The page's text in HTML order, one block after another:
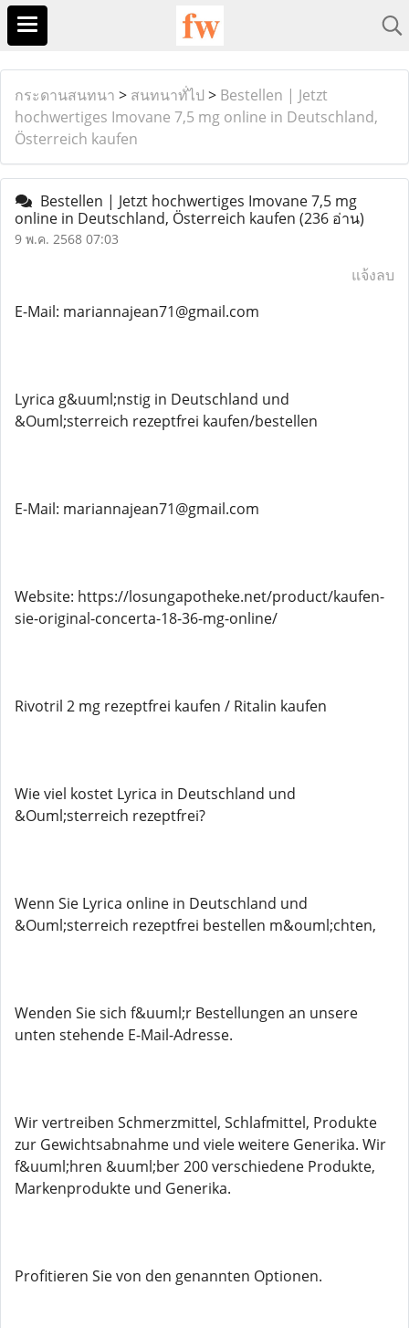
กระดานสนทนา > สนทนาทั่ไป > Bestellen | Jetzt
hochwertiges Imovane 7,5 mg online in Deutschland,
Österreich kaufen
Bestellen | Jetzt hochwertiges Imovane 7,5 mg
online in Deutschland, Österreich kaufen (236 อ่าน)
9 พ.ค. 2568 07:03
แจ้งลบ
E-Mail: mariannajean71@gmail.com
Lyrica g&uuml;nstig in Deutschland und
&Ouml;sterreich rezeptfrei kaufen/bestellen
E-Mail: mariannajean71@gmail.com
Website: https://losungapotheke.net/product/kaufen-
sie-original-concerta-18-36-mg-online/
Rivotril 2 mg rezeptfrei kaufen / Ritalin kaufen
Wie viel kostet Lyrica in Deutschland und
&Ouml;sterreich rezeptfrei?
Wenn Sie Lyrica online in Deutschland und
&Ouml;sterreich rezeptfrei bestellen m&ouml;chten,
Wenden Sie sich f&uuml;r Bestellungen an unsere
unten stehende E-Mail-Adresse.
Wir vertreiben Schmerzmittel, Schlafmittel, Produkte
zur Gewichtsabnahme und viele weitere Generika. Wir
f&uuml;hren &uuml;ber 200 verschiedene Produkte,
Markenprodukte und Generika.
Profitieren Sie von den genannten Optionen.